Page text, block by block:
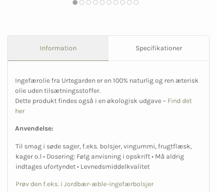
Information Specifikationer
Ingefærolie fra Urtegarden er en 100% naturlig og ren æterisk
olie uden tilsætningsstoffer.
Dette produkt findes også i en økologisk udgave – Find det
her
Anvendelse:
Til smag i søde sager, f.eks. bolsjer, vingummi, frugtflæsk,
kager o.l • Dosering: Følg anvisning i opskrift • Må aldrig
indtages ufortyndet • Levnedsmiddelkvalitet
Prøv den f.eks. i Jordbær-æble-ingefærbolsjer